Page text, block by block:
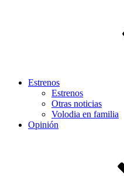
Estrenos
Estrenos
Otras noticias
Volodia en familia
Opinión